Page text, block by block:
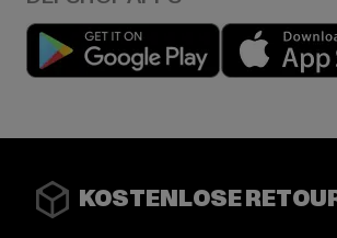
Play market
KOSTENLOSE